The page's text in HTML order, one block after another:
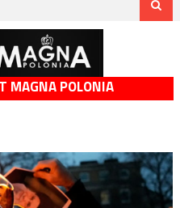
MAGNA POLONIA